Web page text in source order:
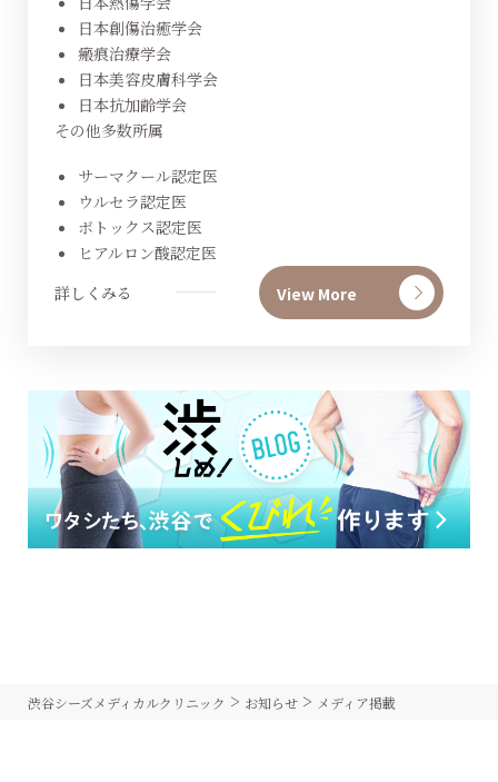
日本創傷治癒学会
瘢痕治療学会
日本美容皮膚科学会
日本抗加齢学会
その他多数所属
サーマクール認定医
ウルセラ認定医
ボトックス認定医
ヒアルロン酸認定医
詳しくみる
View More
渋谷シーズメディカルクリニック > お知らせ > メディア掲載